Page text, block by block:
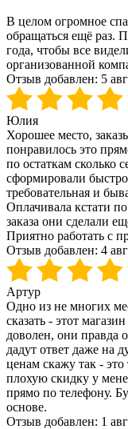
В целом огромное
обращаться ещё раз.
года, чтобы все
организованной
Отзыв добавлен: 5
Юлия
Хорошее место,
понравилось это
по остаткам сколько
сформировали
требовательная и
Оплачивала кстати
заказа они сделали
Приятно работать с
Отзыв добавлен: 4
Артур
Одно из не многих
сказать - этот
доволен, они правда
дадут ответ даже на
ценам скажу так -
плохую скидку у
прямо по телефону.
основе.
Отзыв добавлен: 1